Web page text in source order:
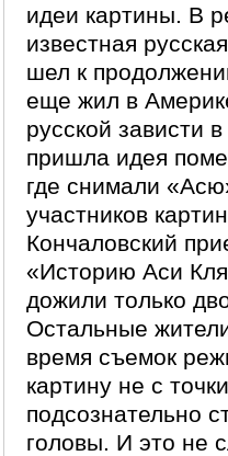
идеи картины. В
известная
шел к
еще жил в
русской зависти
пришла идея
где снимали
участников
Кончаловский
«Историю Аси
дожили только
Остальные
время съемок
картину не с
подсознательно
головы. И это не